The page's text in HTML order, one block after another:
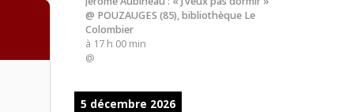
@ POUZAUGES (85), bibliothèque Le
Colombier
à 17 h 00 min
@
5 décembre 2026